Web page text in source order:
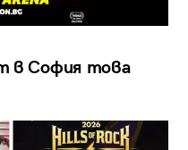
в София това